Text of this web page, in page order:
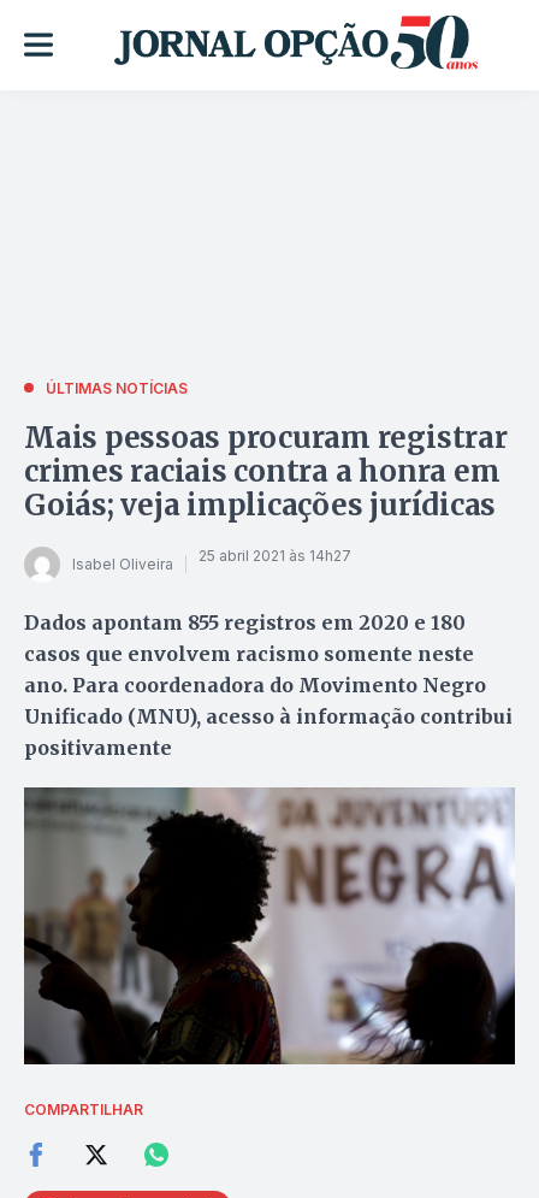
ÚLTIMAS NOTÍCIAS
Mais pessoas procuram registrar
crimes raciais contra a honra em
Goiás; veja implicações jurídicas
Isabel Oliveira 25 abril 2021 às 14h27
Dados apontam 855 registros em 2020 e 180
casos que envolvem racismo somente neste
ano. Para coordenadora do Movimento Negro
Unificado (MNU), acesso à informação contribui
positivamente
COMPARTILHAR